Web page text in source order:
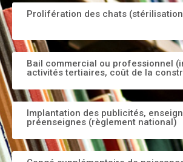
Prolifération des chats
Bail commercial ou professionnel
activités tertiaires, coût de la
Implantation des publicités,
préenseignes (règlement national)